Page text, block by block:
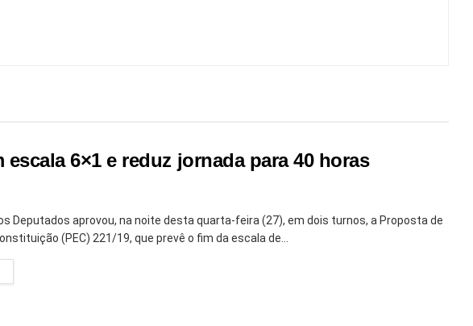
6×1 e reduz jornada para 40 horas
Deputados aprovou, na noite desta quarta-feira (27), em dois turnos, a Proposta de
(PEC) 221/19, que prevê o fim da escala de...